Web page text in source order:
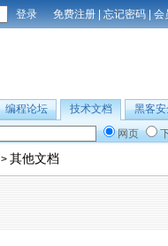
免费注册 | 忘记密码 | 会
编程论坛 技术文档
黑客安
网页
> 其他文档